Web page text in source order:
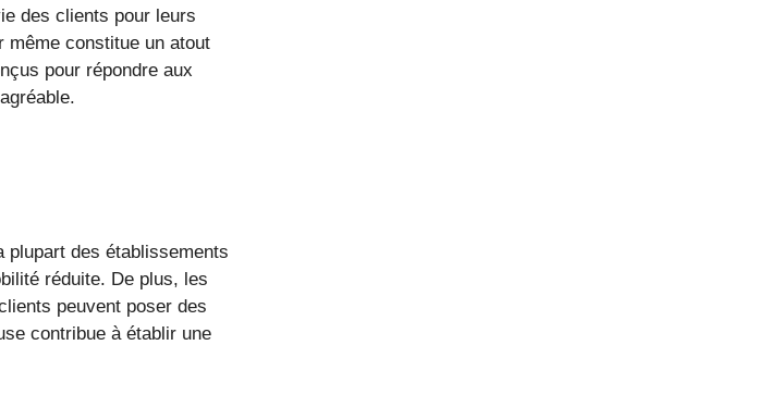
des clients pour leurs
même constitue un atout
pour répondre aux
plupart des établissements
réduite. De plus, les
peuvent poser des
contribue à établir une